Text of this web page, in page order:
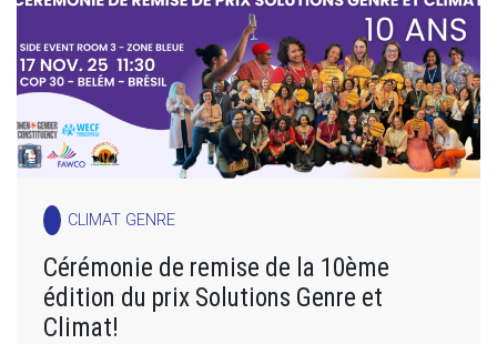
CLIMAT GENRE
Cérémonie de remise de la 10ème
édition du prix Solutions Genre et
Climat!